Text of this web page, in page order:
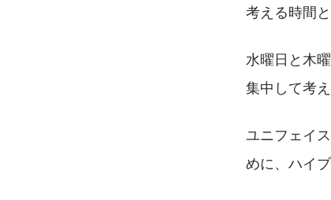
考える時間
水曜日と木
集中して考
ユニフェイ
めに、ハイ